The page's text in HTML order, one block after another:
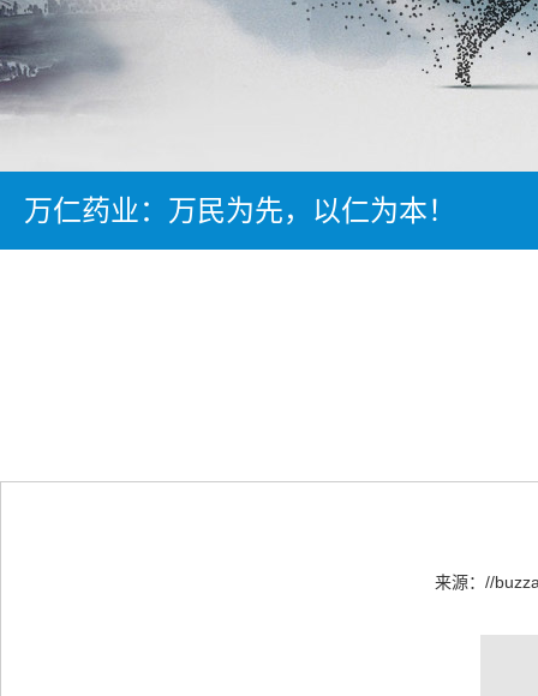
万仁药业：万民为先，以仁为本！
来源： //